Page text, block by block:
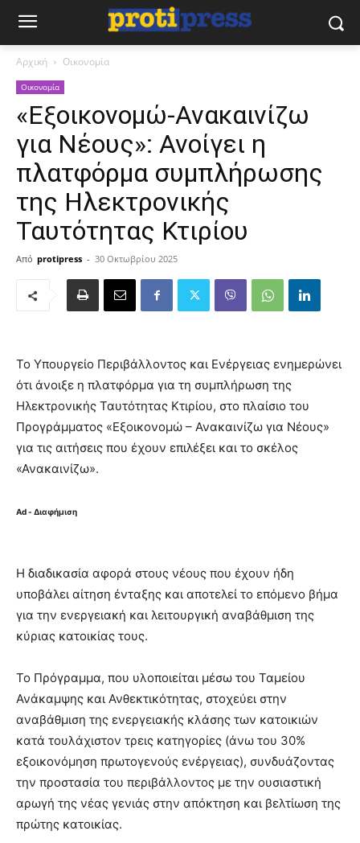
Αρχική Οικονομία
Οικονομία
«Εξοικονομώ-Ανακαινίζω
για Νέους»: Ανοίγει η
πλατφόρμα συμπλήρωσης
της Ηλεκτρονικής
Ταυτότητας Κτιρίου
Από protipress - 30 Οκτωβρίου 2025
Το Υπουργείο Περιβάλλοντος και Ενέργειας ενημερώνει
ότι άνοιξε η πλατφόρμα για τη συμπλήρωση της
Ηλεκτρονικής Ταυτότητας Κτιρίου, στο πλαίσιο του
Προγράμματος «Εξοικονομώ – Ανακαινίζω για Νέους»
για τις αιτήσεις που έχουν επιλέξει και το σκέλος
«Ανακαινίζω».
Ad - Διαφήμιση
Η διαδικασία αφορά στους νέους που έχουν ήδη
υποβάλει αίτηση ένταξης και αποτελεί το επόμενο βήμα
για την ενεργειακή και λειτουργική αναβάθμιση της
κύριας κατοικίας τους.
Το Πρόγραμμα, που υλοποιείται μέσω του Ταμείου
Ανάκαμψης και Ανθεκτικότητας, στοχεύει στην
αναβάθμιση της ενεργειακής κλάσης των κατοικιών
κατά τουλάχιστον τρεις κατηγορίες (άνω του 30%
εξοικονόμηση πρωτογενούς ενέργειας), συνδυάζοντας
την προστασία του περιβάλλοντος με την ουσιαστική
αρωγή της νέας γενιάς στην απόκτηση και βελτίωση της
πρώτης κατοικίας.